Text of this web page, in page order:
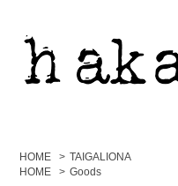
HOME > TAIGALIONA
HOME
> Goods